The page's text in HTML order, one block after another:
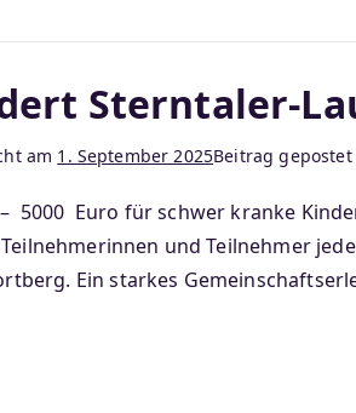
Sterntaler-
am 1. September 2025Beitrag
5000 Euro für schwer kranke
und Teilnehmer
Ein starkes